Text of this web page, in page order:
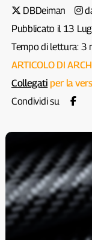
DBDeiman
Pubblicato il 13
Tempo di lettura: 3
ARTICOLO DI
Collegati per la
Condividi su